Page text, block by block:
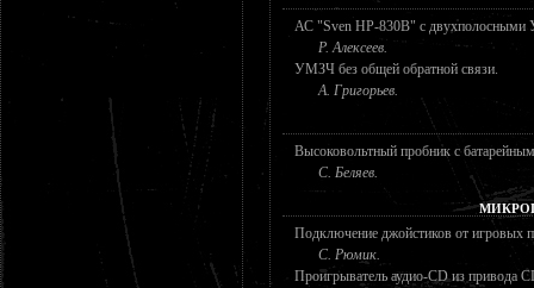
АС "Sven HP-830B" с
Р. Алексеев.
УМЗЧ без общей обратной связи.
А. Григорьев.
Высоковольтный пробник с
С. Беляев.
Подключение джойстиков от игровых
С. Рюмик.
Проигрыватель аудио-CD из привода